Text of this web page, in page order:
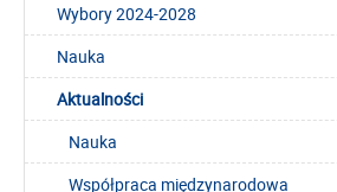
Wybory 2024-2028
Nauka
Aktualności
Nauka
Współpraca międzynarodowa